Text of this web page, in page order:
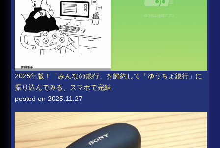
2025年版！「みんなの銀行」を解約して「ゆうちょ銀行」に
振り込んでみる、スマホで完結
posted on 2025.11.27